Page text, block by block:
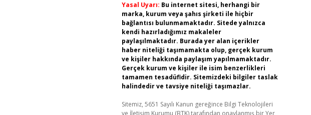
Yasal Uyarı: Bu internet sitesi, herhangi bir
marka, kurum veya şahıs şirketi ile hiçbir
bağlantısı bulunmamaktadır. Sitede yalnızca
kendi hazırladığımız makaleler
paylaşılmaktadır. Burada yer alan içerikler
haber niteliği taşımamakta olup, gerçek kurum
ve kişiler hakkında paylaşım yapılmamaktadır.
Gerçek kurum ve kişiler ile isim benzerlikleri
tamamen tesadüfidir. Sitemizdeki bilgiler taslak
halindedir ve tavsiye niteliği taşımazlar.
Sitemiz, 5651 Sayılı Kanun gereğince Bilgi Teknolojileri
ve İletişim Kurumu (BTK) tarafından onaylanmış bir Yer